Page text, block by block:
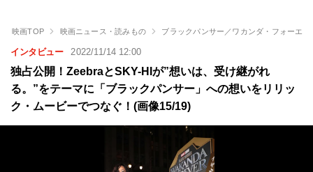
映画TOP 映画ニュース・読みもの ブラックパンサー／ワカンダ・フォーエバ
インタビュー 2022/11/14 12:00
独占公開！ZeebraとSKY-HIが”想いは、受け継がれ
る。”をテーマに「ブラックパンサー」への想いをリリッ
ク・ムービーでつなぐ！(画像15/19)